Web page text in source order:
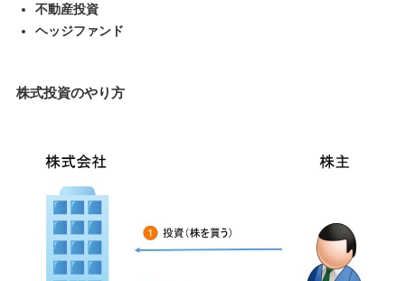
不動産投資
ヘッジファンド
株式投資のやり方